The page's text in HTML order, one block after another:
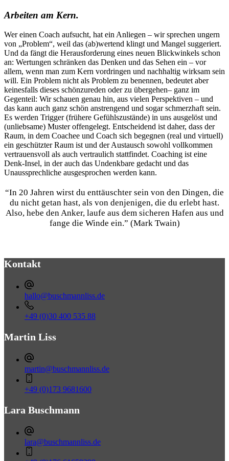
Arbeiten am Kern.
Wer einen Coach aufsucht, hat ein Anliegen – wir sprechen ungern
von „Problem“, weil das (ab)wertend klingt und Mangel suggeriert.
Und da fängt die Herausforderung eines neuen Blickwinkels schon
an: Wertungen schränken das Denken und das Sehen ein – vor
allem, wenn man zum Kern vordringen und nachhaltig wirksam sein
will. Ein Problem nicht als Problem zu benennen, bedeutet aber
keinesfalls dieses schönzureden oder zu übergehen– ganz im
Gegenteil: Wir schauen genau hin, aus vielen Perspektiven – und
das kann auch ganz schön anstrengend und sogar schmerzhaft sein.
Es werden Trigger (frühere Gefühlszustände) in uns ausgelöst und
(unliebsame) Muster offengelegt. Entscheidend ist daher, dass der
Raum, in dem Coachee und Coach sich begegnen (real und virtuell)
ein geschützter Raum ist und der Austausch sowohl vollkommen
vertrauensvoll als auch vertraulich stattfindet. Coaching ist eine
Denk-Insel, in der auch das Undenkbare gedacht und das
Unaussprechliche ausgesprochen werden kann.
“In 20 Jahren wirst du enttäuschter sein von den Dingen, die
du nicht getan hast, als von denjenigen, die du erlebt hast.
Also, hebe den Anker, laufe aus dem sicheren Hafen aus und
fange die Winde ein.” (Mark Twain)
Kontakt
hallo@buschmannliss.de
+49 (0)30 400 535 88‬‬‬‬
Martin Liss
martin@buschmannliss.de
+49 (0)173 9681600‬‬‬
Lara Buschmann
lara@buschmannliss.de